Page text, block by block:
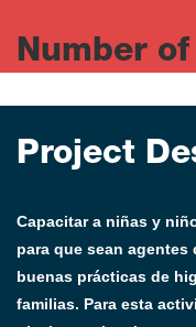
Number
Project
Capacitar a niñas y
para que sean
buenas prácticas de
familias. Para esta